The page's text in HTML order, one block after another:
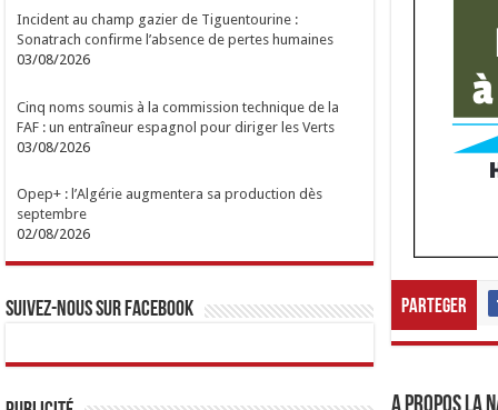
Parteger
Incident au champ gazier de Tiguentourine :
Sonatrach confirme l’absence de pertes humaines
03/08/2026
Cinq noms soumis à la commission technique de la
FAF : un entraîneur espagnol pour diriger les Verts
03/08/2026
Opep+ : l’Algérie augmentera sa production dès
septembre
02/08/2026
Suivez-nous sur Facebook